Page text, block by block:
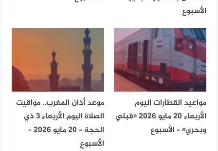
الأسبوع
مواعيد القطارات اليوم
الأربعاء 20 مايو 2026 «قبلي
وبحري» – الأسبوع
موعد أذان المغرب.. مواقيت
الصلاة اليوم الأربعاء 3 ذي
الحجة – 20 مايو 2026 –
الأسبوع